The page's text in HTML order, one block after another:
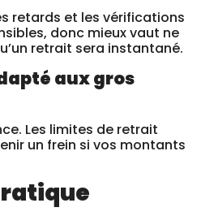
retards et les vérifications
donc mieux vaut ne
retrait sera instantané.
aux gros
Les limites de retrait
un frein si vos montants